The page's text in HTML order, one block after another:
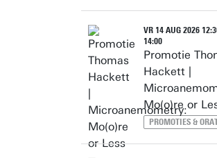
VR 14 AUG 2026
14:00
Promotie
Hackett |
Mo(o)re or
PROMOTIES &